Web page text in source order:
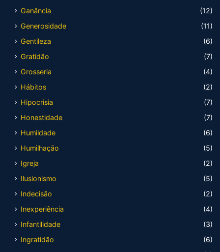
Ganância
(12)
Generosidade
(11)
Gentileza
(6)
Gratidão
(7)
Grosseria
(4)
Hábitos
(2)
Hipocrisia
(7)
Honestidade
(7)
Humildade
(6)
Humilhação
(5)
Igreja
(2)
Ilusionismo
(5)
Indecisão
(2)
Inexperiência
(4)
Infantilidade
(3)
Ingratidão
(6)